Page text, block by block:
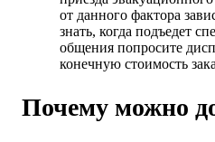
от данного фактора
знать, когда подъедет
общения попросите
конечную стоимость
Почему можно